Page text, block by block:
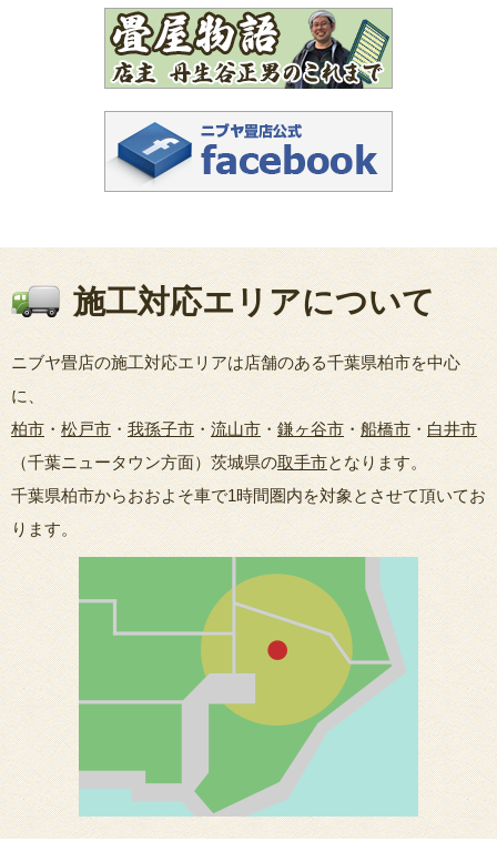
施工対応エリアについて
ニブヤ畳店の施工対応エリアは店舗のある千葉県柏市を中心
に、
柏市・松戸市・我孫子市・流山市・鎌ヶ谷市・船橋市・白井市
（千葉ニュータウン方面）茨城県の取手市となります。
千葉県柏市からおおよそ車で1時間圏内を対象とさせて頂いてお
ります。